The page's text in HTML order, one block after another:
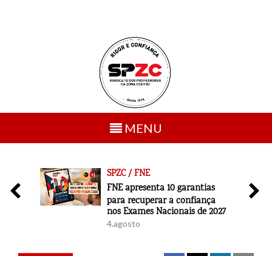
Toggle
navigation
MENU
SPZC / FNE
FNE apresenta 10 garantias
para recuperar a confiança
nos Exames Nacionais de 2027
4.agosto